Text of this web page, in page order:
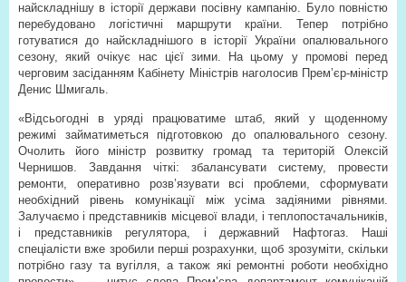
найскладнішу в історії держави посівну кампанію. Було повністю
перебудовано логістичні маршрути країни. Тепер потрібно
готуватися до найскладнішого в історії України опалювального
сезону, який очікує нас цієї зими. На цьому у промові перед
черговим засіданням Кабінету Міністрів наголосив Прем’єр-міністр
Денис Шмигаль.
«Відсьогодні в уряді працюватиме штаб, який у щоденному
режимі займатиметься підготовкою до опалювального сезону.
Очолить його міністр розвитку громад та територій Олексій
Чернишов. Завдання чіткі: збалансувати систему, провести
ремонти, оперативно розв’язувати всі проблеми, сформувати
необхідний рівень комунікації між усіма задіяними рівнями.
Залучаємо і представників місцевої влади, і теплопостачальників,
і представників регулятора, і державний Нафтогаз. Наші
спеціалісти вже зробили перші розрахунки, щоб зрозуміти, скільки
потрібно газу та вугілля, а також які ремонтні роботи необхідно